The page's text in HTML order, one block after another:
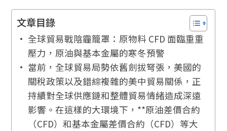
文章目錄
全球貿易戰陰霾籠罩：原物料 CFD 面臨重重
壓力，原油與基本金屬的寒冬預警
當前，全球貿易局勢依舊劍拔弩張，美國的
關稅政策以及錯綜複雜的美中貿易關係，正
持續對全球供應鏈和整體貿易情緒造成深遠
影響。在這樣的大環境下，**原油差價合約
（CFD）和基本金屬差價合約（CFD）等大